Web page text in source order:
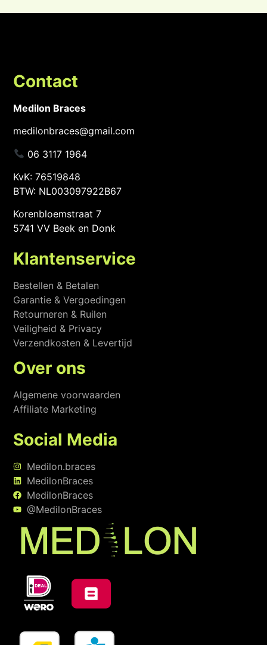
Contact
Medilon Braces
medilonbraces@gmail.com
06 3117 1964
KvK: 76519848
BTW: NL003097922B67
Korenbloemstraat 7
5741 VV Beek en Donk
Klantenservice
Bestellen & Betalen
Garantie & Vergoedingen
Retourneren & Ruilen
Veiligheid & Privacy
Verzendkosten & Levertijd
Over ons
Algemene voorwaarden
Affiliate Marketing
Social Media
Medilon.braces
MedilonBraces
MedilonBraces
@MedilonBraces